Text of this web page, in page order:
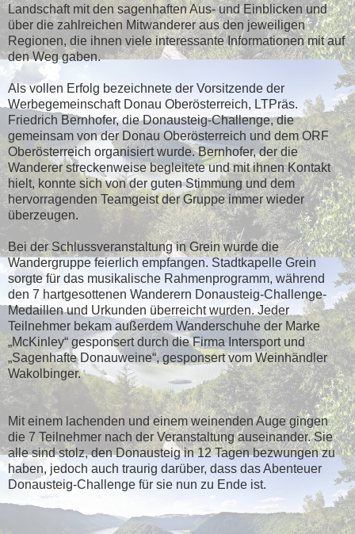
Landschaft mit den sagenhaften Aus- und Einblicken und
über die zahlreichen Mitwanderer aus den jeweiligen
Regionen, die ihnen viele interessante Informationen mit auf
den Weg gaben.
Als vollen Erfolg bezeichnete der Vorsitzende der
Werbegemeinschaft Donau Oberösterreich, LTPräs.
Friedrich Bernhofer, die Donausteig-Challenge, die
gemeinsam von der Donau Oberösterreich und dem ORF
Oberösterreich organisiert wurde. Bernhofer, der die
Wanderer streckenweise begleitete und mit ihnen Kontakt
hielt, konnte sich von der guten Stimmung und dem
hervorragenden Teamgeist der Gruppe immer wieder
überzeugen.
Bei der Schlussveranstaltung in Grein wurde die
Wandergruppe feierlich empfangen. Stadtkapelle Grein
sorgte für das musikalische Rahmenprogramm, während
den 7 hartgesottenen Wanderern Donausteig-Challenge-
Medaillen und Urkunden überreicht wurden. Jeder
Teilnehmer bekam außerdem Wanderschuhe der Marke
„McKinley“ gesponsert durch die Firma Intersport und
„Sagenhafte Donauweine“, gesponsert vom Weinhändler
Wakolbinger.
Mit einem lachenden und einem weinenden Auge gingen
die 7 Teilnehmer nach der Veranstaltung auseinander. Sie
alle sind stolz, den Donausteig in 12 Tagen bezwungen zu
haben, jedoch auch traurig darüber, dass das Abenteuer
Donausteig-Challenge für sie nun zu Ende ist.